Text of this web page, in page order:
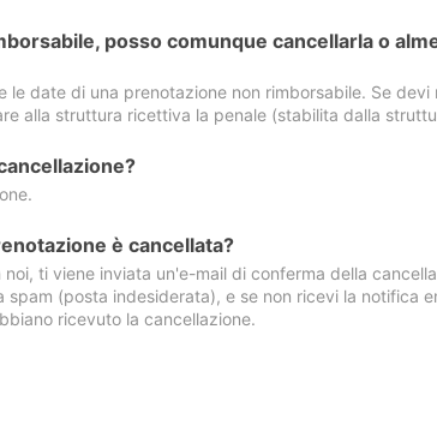
posso comunque cancellarla o
le date di una prenotazione non rimborsabile. Se devi
alla struttura ricettiva la penale (stabilita dalla
è cancellata?
ti viene inviata un'e-mail di conferma della
spam (posta indesiderata), e se non ricevi la notifica
ricevuto la cancellazione.